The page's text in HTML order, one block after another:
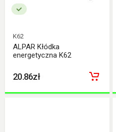
K62
ALPAR Kłódka
energetyczna K62
20.86zł